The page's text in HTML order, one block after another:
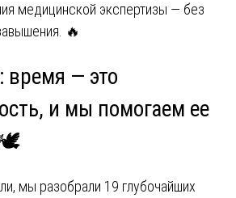
медицинской экспертизы — без
🔥
время — это
и мы помогаем ее
мы разобрали 19 глубочайших